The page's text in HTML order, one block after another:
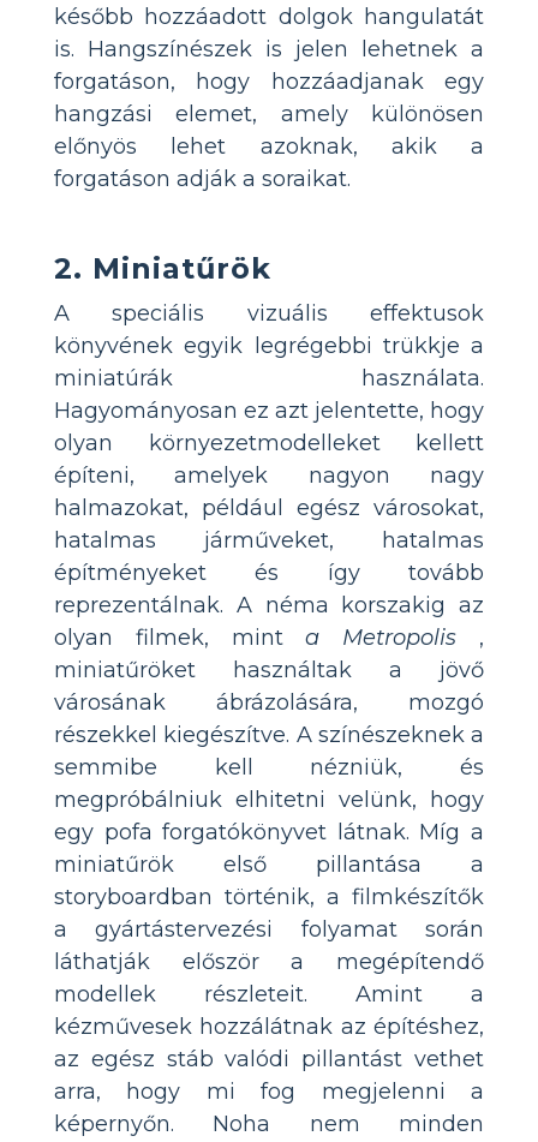
később hozzáadott dolgok hangulatát
is. Hangszínészek is jelen lehetnek a
forgatáson, hogy hozzáadjanak egy
hangzási elemet, amely különösen
előnyös lehet azoknak, akik a
forgatáson adják a soraikat.
2. Miniatűrök
A speciális vizuális effektusok
könyvének egyik legrégebbi trükkje a
miniatúrák használata.
Hagyományosan ez azt jelentette, hogy
olyan környezetmodelleket kellett
építeni, amelyek nagyon nagy
halmazokat, például egész városokat,
hatalmas járműveket, hatalmas
építményeket és így tovább
reprezentálnak. A néma korszakig az
olyan filmek, minta Metropolis ,
miniatűröket használtak a jövő
városának ábrázolására, mozgó
részekkel kiegészítve. A színészeknek a
semmibe kell nézniük, és
megpróbálniuk elhitetni velünk, hogy
egy pofa forgatókönyvet látnak. Míg a
miniatűrök első pillantása a
storyboardban történik, a filmkészítők
a gyártástervezési folyamat során
láthatják először a megépítendő
modellek részleteit. Amint a
kézművesek hozzálátnak az építéshez,
az egész stáb valódi pillantást vethet
arra, hogy mi fog megjelenni a
képernyőn. Noha nem minden